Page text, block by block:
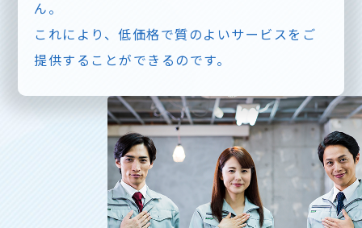
ん。
これにより、低価格で質のよいサービスをご
提供することができるのです。